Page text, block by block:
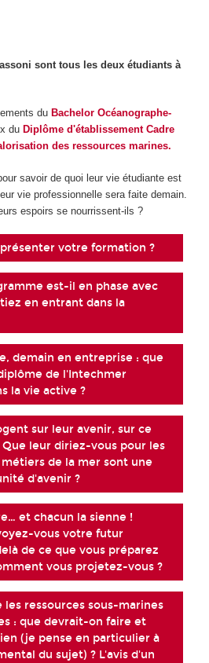
sont tous les deux étudiants à
du Bachelor Océanographe-
du Diplôme d'établissement Cadre
des ressources marines.
savoir de quoi leur vie étudiante est
vie professionnelle sera faite demain.
espoirs se nourrissent-ils ?
votre formation ?
est-il en phase avec
en entrant dans la
demain en entreprise : que
de l'Intechmer
la vie active ?
sur leur avenir, sur ce
leur diriez-vous pour les
de la mer sont une
d'avenir ?
et chacun la sienne !
vous votre futur
de ce que vous préparez
vous projetez-vous ?
ressources sous-marines
: que devrait-on faire et
(je pense en particulier à
du sujet) ? L'avis d'un